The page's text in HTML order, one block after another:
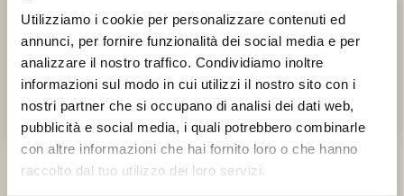
Utilizziamo i cookie per personalizzare contenuti ed
annunci, per fornire funzionalità dei social media e per
analizzare il nostro traffico. Condividiamo inoltre
informazioni sul modo in cui utilizzi il nostro sito con i
nostri partner che si occupano di analisi dei dati web,
pubblicità e social media, i quali potrebbero combinarle
con altre informazioni che hai fornito loro o che hanno
raccolto dal tuo utilizzo dei loro servizi.
Designer/Progettista
Privato
Rivenditore